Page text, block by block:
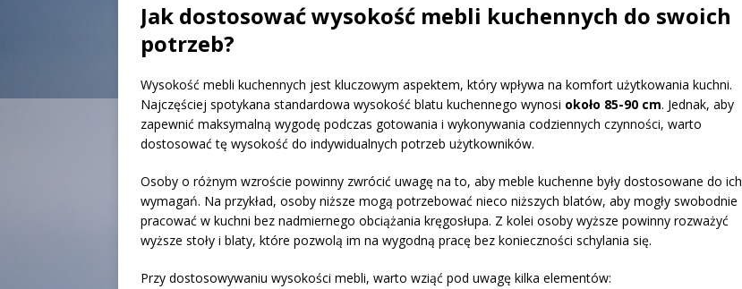
Jak dostosować wysokość mebli kuchennych do swoich
potrzeb?
Wysokość mebli kuchennych jest kluczowym aspektem, który wpływa na komfort użytkowania kuchni.
Najczęściej spotykana standardowa wysokość blatu kuchennego wynosi około 85-90 cm. Jednak, aby
zapewnić maksymalną wygodę podczas gotowania i wykonywania codziennych czynności, warto
dostosować tę wysokość do indywidualnych potrzeb użytkowników.
Osoby o różnym wzroście powinny zwrócić uwagę na to, aby meble kuchenne były dostosowane do ich
wymagań. Na przykład, osoby niższe mogą potrzebować nieco niższych blatów, aby mogły swobodnie
pracować w kuchni bez nadmiernego obciążania kręgosłupa. Z kolei osoby wyższe powinny rozważyć
wyższe stoły i blaty, które pozwolą im na wygodną pracę bez konieczności schylania się.
Przy dostosowywaniu wysokości mebli, warto wziąć pod uwagę kilka elementów: